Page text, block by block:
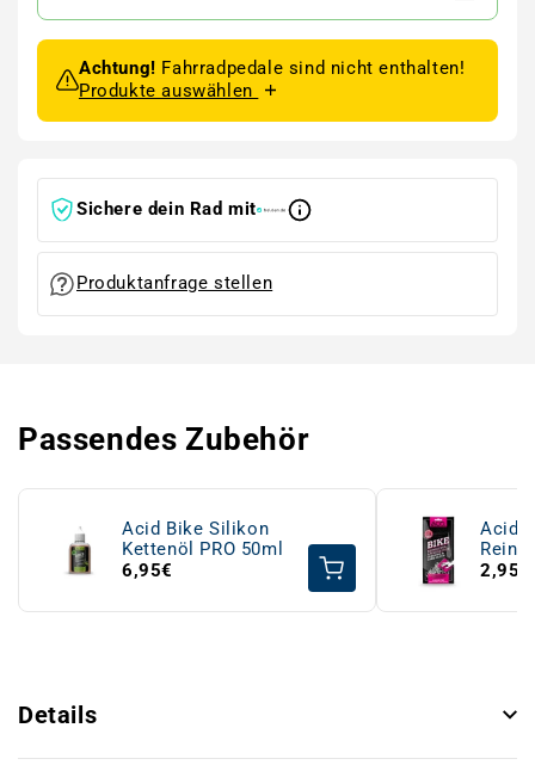
Achtung! Fahrradpedale sind nicht enthalten!
Produkte auswählen
Sichere dein Rad mit
Produktanfrage stellen
Passendes Zubehör
Acid Bike Silikon
Kettenöl PRO 50ml
6,95€
Acid
2,95€
Details